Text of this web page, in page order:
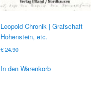
Leopold Chronik | Grafschaft
Hohenstein, etc.
€24.90
In den Warenkorb